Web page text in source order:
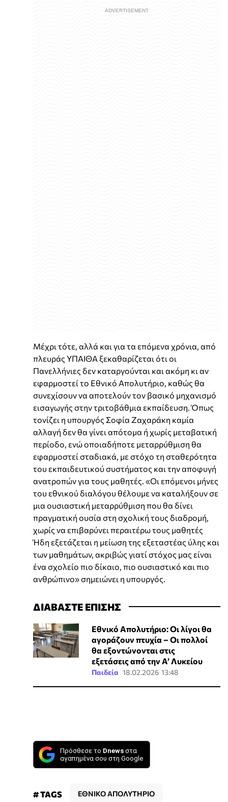
Μέχρι τότε, αλλά και για τα επόμενα χρόνια, από
πλευράς ΥΠΑΙΘΑ ξεκαθαρίζεται ότι οι
Πανελλήνιες δεν καταργούνται και ακόμη κι αν
εφαρμοστεί το Εθνικό Απολυτήριο, καθώς θα
συνεχίσουν να αποτελούν τον βασικό μηχανισμό
εισαγωγής στην τριτοβάθμια εκπαίδευση. Όπως
τονίζει η υπουργός Σοφία Ζαχαράκη καμία
αλλαγή δεν θα γίνει απότομα ή χωρίς μεταβατική
περίοδο, ενώ οποιαδήποτε μεταρρύθμιση θα
εφαρμοστεί σταδιακά, με στόχο τη σταθερότητα
του εκπαιδευτικού συστήματος και την αποφυγή
ανατροπών για τους μαθητές. «Οι επόμενοι μήνες
του εθνικού διαλόγου θέλουμε να καταλήξουν σε
μια ουσιαστική μεταρρύθμιση που θα δίνει
πραγματική ουσία στη σχολική τους διαδρομή,
χωρίς να επιβαρύνει περαιτέρω τους μαθητές
Ήδη εξετάζεται η μείωση της εξεταστέας ύλης και
των μαθημάτων, ακριβώς γιατί στόχος μας είναι
ένα σχολείο πιο δίκαιο, πιο ουσιαστικό και πιο
ανθρώπινο» σημειώνει η υπουργός.
ΔΙΑΒΑΣΤΕ ΕΠΙΣΗΣ
Εθνικό Απολυτήριο: Οι λίγοι θα
αγοράζουν πτυχία – Οι πολλοί
θα εξοντώνονται στις
εξετάσεις από την Α’ Λυκείου
Παιδεία 18.02.2026 13:48
Πρόσθεσε το Dnews στα
αγαπημένα σου στη Google
# TAGS ΕΘΝΙΚΟ ΑΠΟΛΥΤΗΡΙΟ